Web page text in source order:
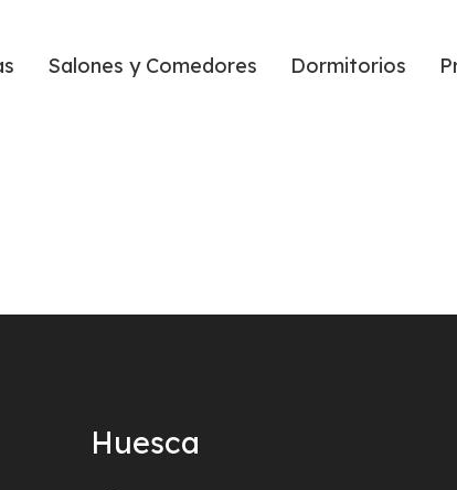
Salones y Comedores Dormitorios
Huesca